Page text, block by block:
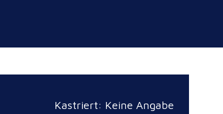
Kastriert: Keine Angabe